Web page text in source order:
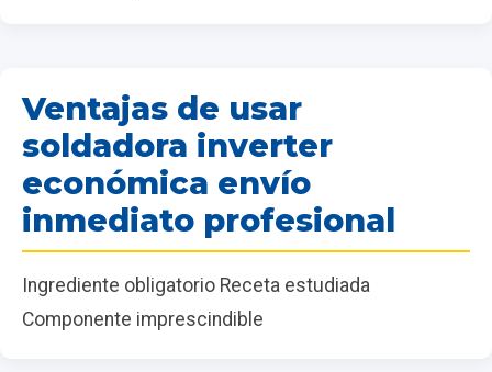
Ventajas de usar
soldadora inverter
económica envío
inmediato profesional
Ingrediente obligatorio Receta estudiada
Componente imprescindible